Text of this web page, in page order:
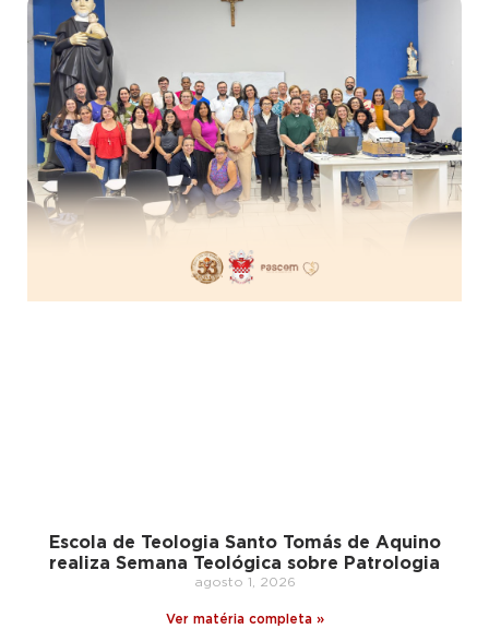
Escola de Teologia Santo Tomás de Aquino
realiza Semana Teológica sobre Patrologia
agosto 1, 2026
Ver matéria completa »